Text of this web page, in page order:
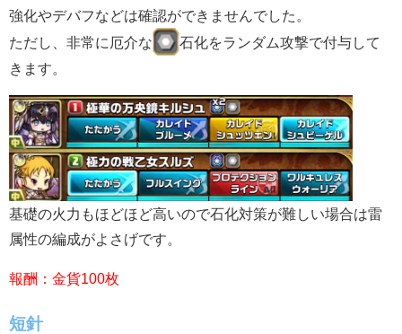
強化やデバフなどは確認ができませんでした。
ただし、非常に厄介な
石化をランダム攻撃で付与して
きます。
基礎の火力もほどほど高いので石化対策が難しい場合は雷
属性の編成がよさげです。
報酬：金貨100枚
短針